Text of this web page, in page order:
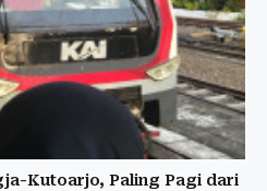
Kutoarjo, Paling Pagi dari